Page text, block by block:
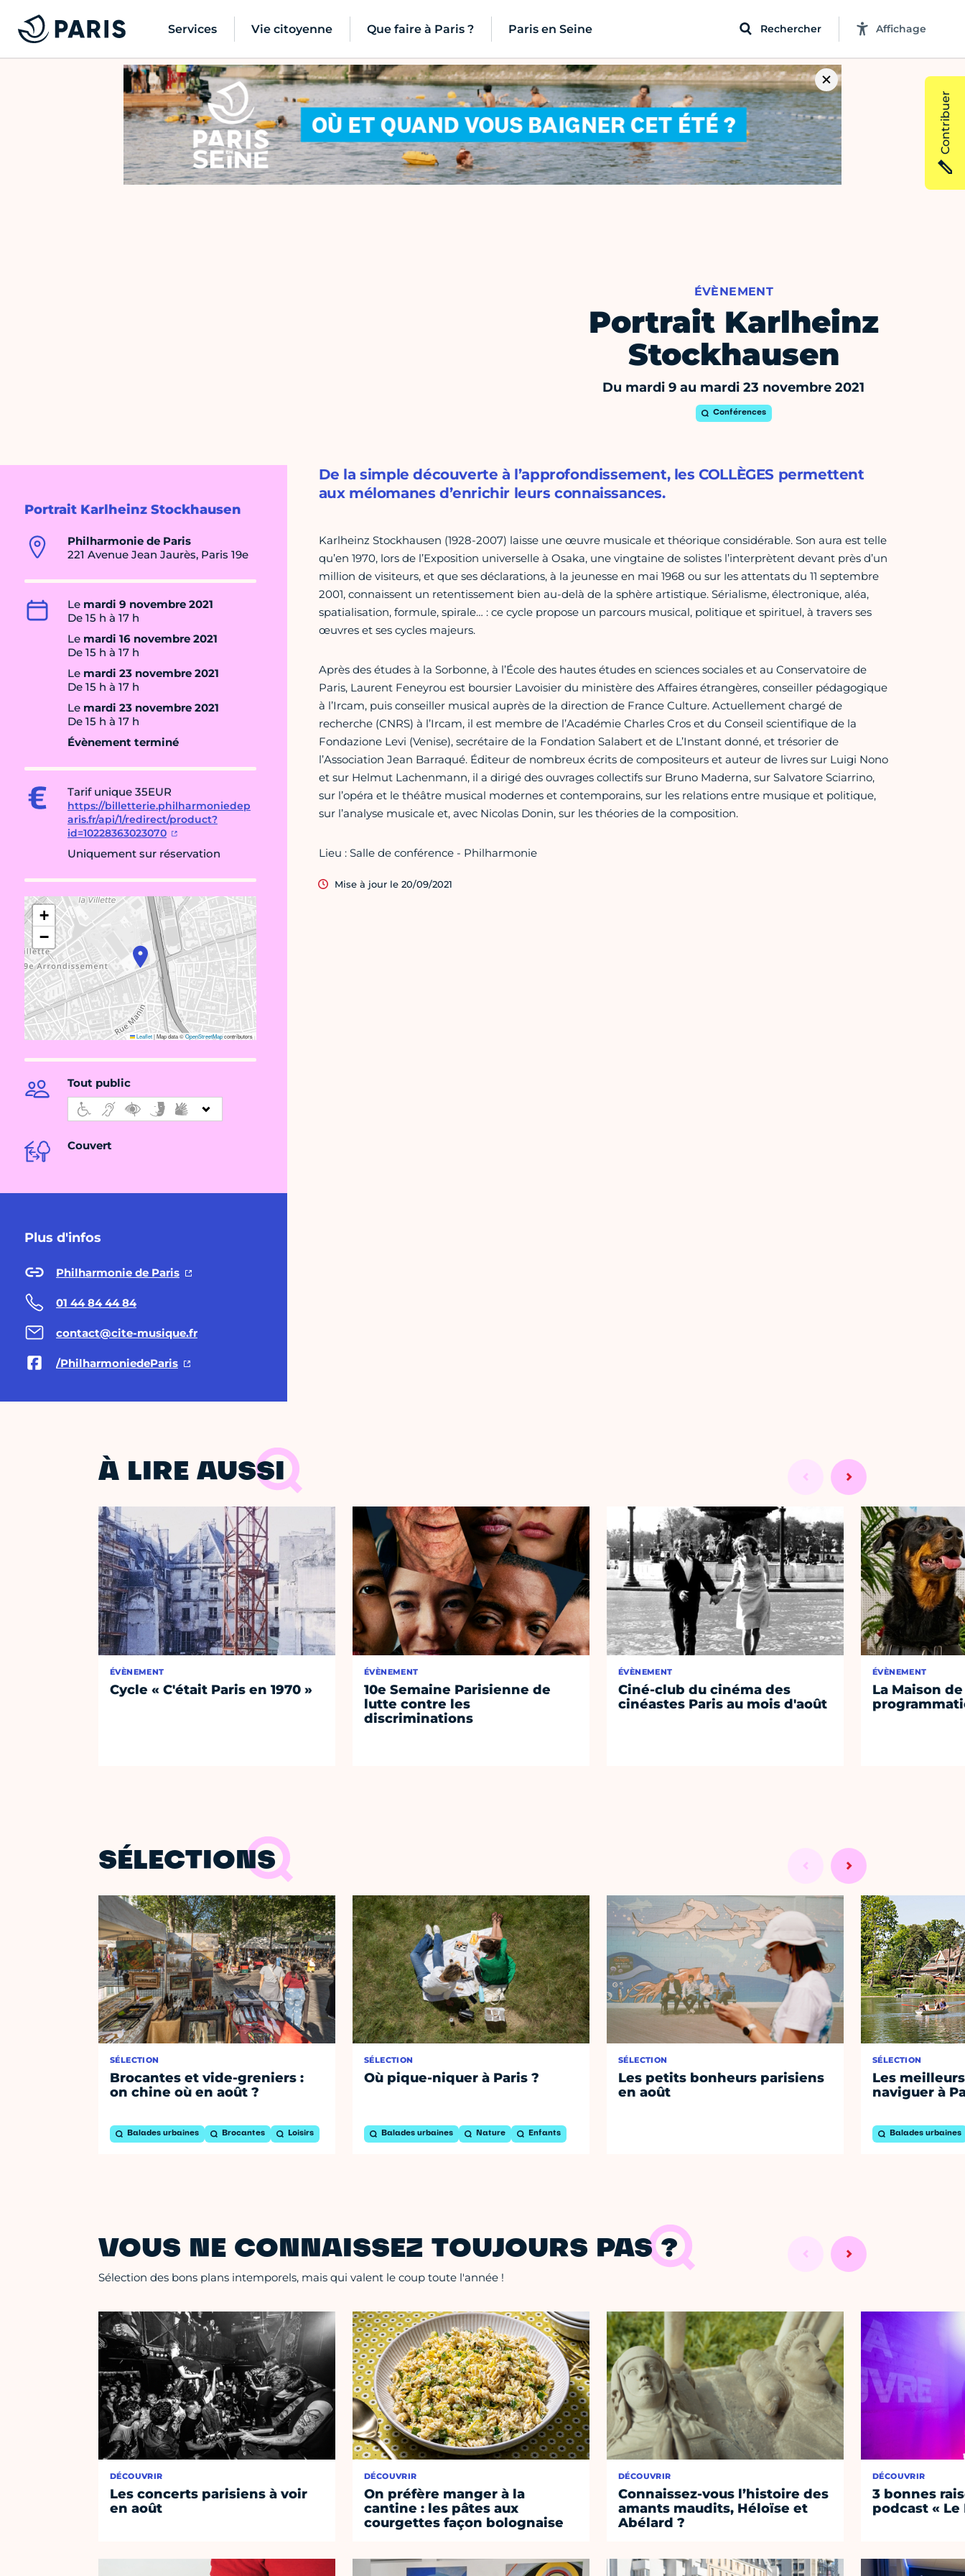
Services Vie citoyenne Que faire à Paris ? Paris en Seine Rechercher Affichage
ÉVÈNEMENT
Portrait Karlheinz
Stockhausen
Du mardi 9 au mardi 23 novembre 2021
Conférences
Portrait Karlheinz Stockhausen
Philharmonie de Paris
221 Avenue Jean Jaurès, Paris 19e
Le mardi 9 novembre 2021
De 15 h à 17 h
Le mardi 16 novembre 2021
De 15 h à 17 h
Le mardi 23 novembre 2021
De 15 h à 17 h
Le mardi 23 novembre 2021
De 15 h à 17 h
Évènement terminé
Tarif unique 35EUR
https://billetterie.philharmoniedep
aris.fr/api/1/redirect/product?
id=10228363023070
Uniquement sur réservation
+
−
Leaflet|Map data ©OpenStreetMapcontributors
Tout public
Couvert
Plus d'infos
Philharmonie de Paris
01 44 84 44 84
contact@cite-musique.fr
/PhilharmoniedeParis
De la simple découverte à l’approfondissement, les COLLÈGES permettent
aux mélomanes d’enrichir leurs connaissances.
Karlheinz Stockhausen (1928-2007) laisse une œuvre musicale et théorique considérable. Son aura est telle
qu’en 1970, lors de l’Exposition universelle à Osaka, une vingtaine de solistes l’interprètent devant près d’un
million de visiteurs, et que ses déclarations, à la jeunesse en mai 1968 ou sur les attentats du 11 septembre
2001, connaissent un retentissement bien au-delà de la sphère artistique. Sérialisme, électronique, aléa,
spatialisation, formule, spirale… : ce cycle propose un parcours musical, politique et spirituel, à travers ses
œuvres et ses cycles majeurs.
Après des études à la Sorbonne, à l’École des hautes études en sciences sociales et au Conservatoire de
Paris, Laurent Feneyrou est boursier Lavoisier du ministère des Affaires étrangères, conseiller pédagogique
à l’Ircam, puis conseiller musical auprès de la direction de France Culture. Actuellement chargé de
recherche (CNRS) à l’Ircam, il est membre de l’Académie Charles Cros et du Conseil scientifique de la
Fondazione Levi (Venise), secrétaire de la Fondation Salabert et de L’Instant donné, et trésorier de
l’Association Jean Barraqué. Éditeur de nombreux écrits de compositeurs et auteur de livres sur Luigi Nono
et sur Helmut Lachenmann, il a dirigé des ouvrages collectifs sur Bruno Maderna, sur Salvatore Sciarrino,
sur l’opéra et le théâtre musical modernes et contemporains, sur les relations entre musique et politique,
sur l’analyse musicale et, avec Nicolas Donin, sur les théories de la composition.
Lieu : Salle de conférence - Philharmonie
Mise à jour le 20/09/2021
À LIRE AUSSI
ÉVÈNEMENT
Cycle « C'était Paris en 1970 »
ÉVÈNEMENT
10e Semaine Parisienne de
lutte contre les
discriminations
ÉVÈNEMENT
Ciné-club du cinéma des
cinéastes Paris au mois d'août
ÉVÈNEMENT
La Maison
SÉLECTIONS
SÉLECTION
Brocantes et vide-greniers :
on chine où en août ?
Balades urbaines Brocantes Loisirs
SÉLECTION
Où pique-niquer à Paris ?
Balades urbaines Nature Enfants
SÉLECTION
Les petits bonheurs parisiens
en août
SÉLECTION
Les
naviguer à
Balades urbaines
VOUS NE CONNAISSEZ TOUJOURS PAS ?
Sélection des bons plans intemporels, mais qui valent le coup toute l'année !
DÉCOUVRIR
Les concerts parisiens à voir
en août
DÉCOUVRIR
On préfère manger à la
cantine : les pâtes aux
courgettes façon bolognaise
DÉCOUVRIR
Connaissez-vous l’histoire des
amants maudits, Héloïse et
Abélard ?
DÉCOUVRIR
3 bonnes
podcast « Le
Contribuer